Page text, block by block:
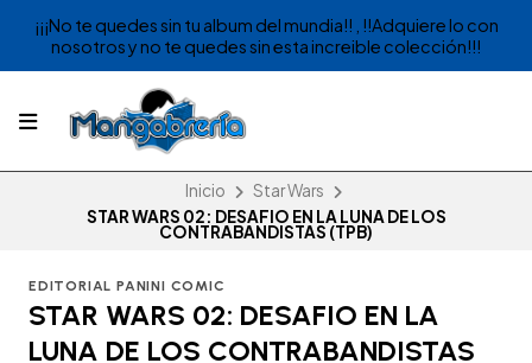
¡¡¡No te quedes sin tu album del mundia!! , !!Adquiere lo con
nosotros y no te quedes sin esta increible colección!!!
Inicio
Star Wars
STAR WARS 02: DESAFIO EN LA LUNA DE LOS
CONTRABANDISTAS (TPB)
EDITORIAL PANINI COMIC
STAR WARS 02: DESAFIO EN LA
LUNA DE LOS CONTRABANDISTAS